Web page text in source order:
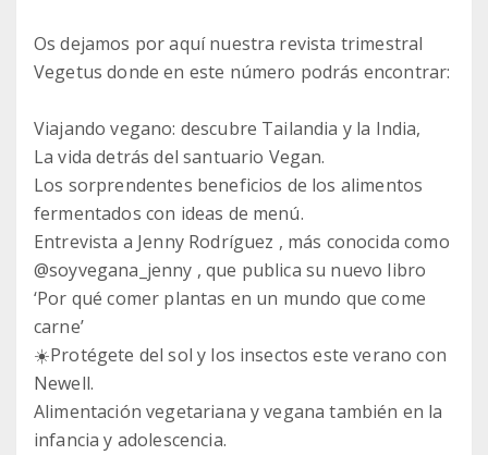
Os dejamos por aquí nuestra revista trimestral
Vegetus donde en este número podrás encontrar:
Viajando vegano: descubre Tailandia y la India,
La vida detrás del santuario Vegan.
Los sorprendentes beneficios de los alimentos
fermentados con ideas de menú.
Entrevista a Jenny Rodríguez , más conocida como
@soyvegana_jenny , que publica su nuevo libro
‘Por qué comer plantas en un mundo que come
carne’
☀️Protégete del sol y los insectos este verano con
Newell.
Alimentación vegetariana y vegana también en la
infancia y adolescencia.